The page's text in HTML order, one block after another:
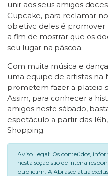
unir aos seus amigos
Cupcake, para reclamar
objetivo deles é promover
a fim de mostrar que os
seu lugar na páscoa.
Com muita música e
uma equipe de artistas na
prometem fazer a plateia
Assim, para conhecer a
amigos neste sábado,
espetáculo a partir das
Shopping.
Aviso Legal: Os conteúdos,
nesta seção são de inteira
publicam. A Abrasce atua